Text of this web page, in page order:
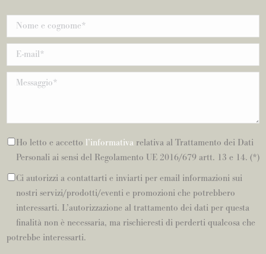
Ho letto e accetto l’informativa relativa al Trattamento dei Dati
Personali ai sensi del Regolamento UE 2016/679 artt. 13 e 14. (*)
Ci autorizzi a contattarti e inviarti per email informazioni sui
nostri servizi/prodotti/eventi e promozioni che potrebbero
interessarti. L’autorizzazione al trattamento dei dati per questa
finalità non è necessaria, ma rischieresti di perderti qualcosa che
potrebbe interessarti.